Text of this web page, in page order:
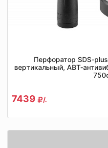
Перфоратор SDS-
вертикальный, АВТ-
7439 /.